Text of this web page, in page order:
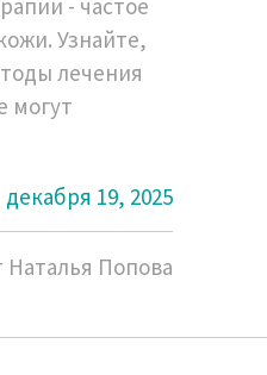
- частое
Узнайте,
лечения
могут
декабря 19, 2025
Наталья Попова